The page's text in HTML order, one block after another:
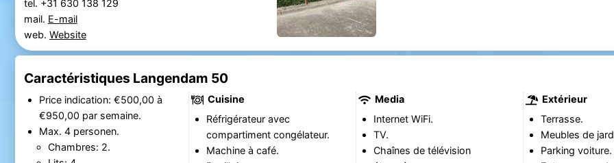
tel. +31 630 138 129
mail. E-mail
web. Website
Caractéristiques Langendam 50
Price indication: €500,00 à
€950,00 par semaine.
Max. 4 personen.
Chambres: 2.
Cuisine
Réfrigérateur avec
compartiment congélateur.
Machine à café.
Media
Internet WiFi.
TV.
Chaînes de télévision
Extérieur
Terrasse.
Meubles de
Parking voiture.